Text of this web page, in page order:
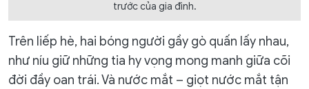
trước của gia đình.
Trên liếp hè, hai bóng người gầy gò quấn lấy nhau,
như níu giữ những tia hy vọng mong manh giữa cõi
đời đầy oan trái. Và nước mắt – giọt nước mắt tận